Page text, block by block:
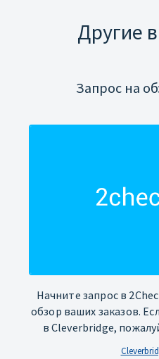
Другие
Запрос на
Начните запрос в
обзор ваших заказов.
в Cleverbridge,